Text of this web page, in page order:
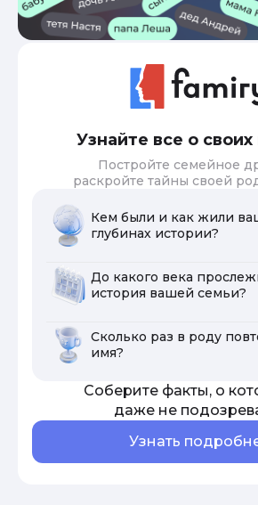
Узнайте все о своих
Постройте семейное
раскройте тайны своей
Кем были и как жили
глубинах истории?
До какого века
история вашей семьи?
Сколько раз в роду
имя?
Соберите факты, о
даже не
Узнать